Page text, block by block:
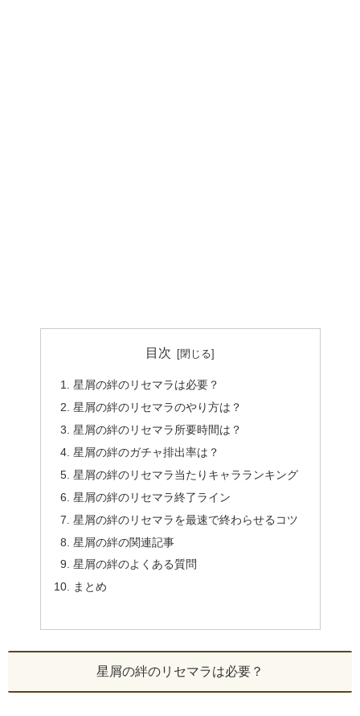
目次
星屑の絆のリセマラは必要？
星屑の絆のリセマラのやり方は？
星屑の絆のリセマラ所要時間は？
星屑の絆のガチャ排出率は？
星屑の絆のリセマラ当たりキャラランキング
星屑の絆のリセマラ終了ライン
星屑の絆のリセマラを最速で終わらせるコツ
星屑の絆の関連記事
星屑の絆のよくある質問
まとめ
星屑の絆のリセマラは必要？